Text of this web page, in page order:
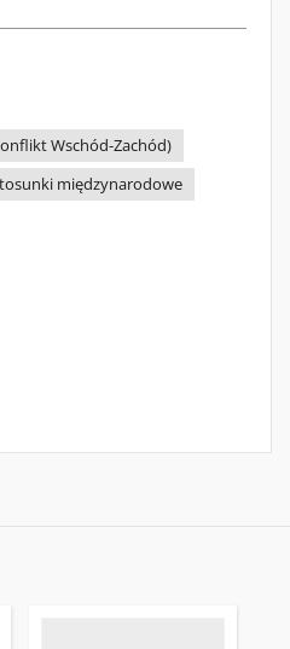
Wschód-Zachód)
międzynarodowe